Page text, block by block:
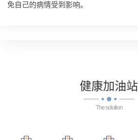
免自己的病情受到影响。
健康加油站
The solution